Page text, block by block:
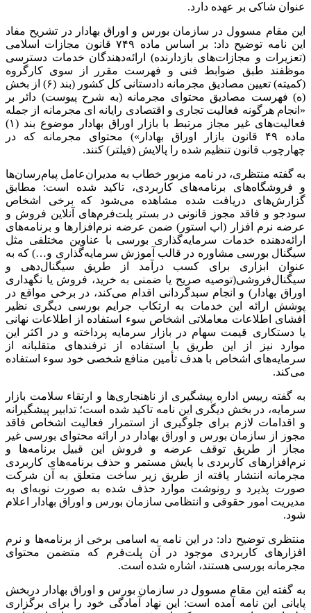
عنوان شاکی بر عهده دارد.
این مقام مسوول در سازمان بورس و اوراق بهادار در تشریح مفاد
این نامه توضیح داد: بر اساس ماده ۷۴۹ قانون مجازات اسلامی
(تعزیرات و مجازات‌های بازدارنده) ارائه‌دهندگان خدمات دسترسی
موظفند طبق ضوابط فنی و فهرست مقرر از سوی کارگروه
(کمیته) تعیین مصادیق مجرمانه دادستانی کل کشور (بند (۶) از بخش
(ه) فهرست مصادیق محتوای مجرمانه (به شرح پیوست) دائر بر
«انجام هرگونه فعالیت تجاری و اقتصادی رایانه ای مجرمانه از جمله
فعالیت‌های غیر مجاز مرتبط با بازار اوراق بهادار موضوع بند (۱)
ماده ۴۹ قانون بازار اوراق بهادار») محتوای مجرمانه که در
چهارچوب قانون تنظیم شده را پالایش (فیلتر) کنند.
به گفته منتظری، در نامه مزبور خطاب به مدیران‌عامل پیام‌رسان‌ها
و فروشگاه‌های برنامه‌های کاربردی، تاکید شده است: مطابق
گزارش‌های دریافت شده مشاهده می‌شود که برخی اشخاص
سودجو و فاقد مجوز قانونی در بستر پلت‌فرم‌های آنلاین فروش و
عرضه نرم افزار (اپ استور) ضمن عرضه نرم‌افزارها و برنامه‌های
ارائه‌دهنده خدمات سرمایه‌گذاری بورسی با عناوین مختلفی مثل
سیگنال بورسی مشاوره در قالب آموزش سرمایه‌گذاری و…) که به
عنوان ابزاری برای کسب درآمد از طریق سیگنال‌دهی و
سیگنال‌فروشی(توصیه صریح یا ضمنی به خرید، فروش یا نگهداری
اوراق بهادار) و انجام سبدگردانی اقدام می‌کند، در برخی مواقع در
پوشش ارائه این خدمات به ارتکاب جرایم بورسی دیگری نظیر
افشای اطلاعات معاملاتی اشخاص سوء استفاده از اطلاعات نهانی
یا دستکاری قیمت سهام در بازار سرمایه پرداخته و در اکثر این
موارد نیز از این طریق با استفاده از ترفندهای متقلبانه از
سرمایه‌های اشخاص با هدف تأمین منافع شخصی خود سوء استفاده
می‌کند.
به گفته رییس اداره پیشگیری از ناهنجاری‌ها و ارتقاء سلامت بازار
سرمایه، در بخش دیگری این نامه تاکید شده است؛ تدابیر پیشگیرانه
و اقدامات لازم برای جلوگیری از استمرار فعالیت اشخاص فاقد
مجوز از سازمان بورس و اوراق بهادار در ارائه محتوای بورسی غیر
مجاز از طریق توقف عرضه و فروش این قبیل برنامه‌ها و
نرم‌افزارهای کاربردی با پایش مستمر و حذف برنامه‌های کاربردی
مجرمانه انتشار یافته از طریق زیر ساخت متعلق به آن شرکت
صورت پذیرد و رونوشت موارد حذف شده به صورت نوبه‌ای به
مدیریت امور حقوقی و انتظامی سازمان بورس و اوراق بهادار اعلام
شود.
منتظری توضیح داد: در این نامه به اسامی برخی از برنامه‌ها و نرم
افزارهای کاربردی موجود در آن پلت‌فرم که متضمن محتوای
مجرمانه بورسی هستند، اشاره شده است.
به گفته این مقام مسوول در سازمان بورس و اوراق بهادار دربخش
پایانی این نامه آمده است: این نهاد آمادگی خود را برای برگزاری